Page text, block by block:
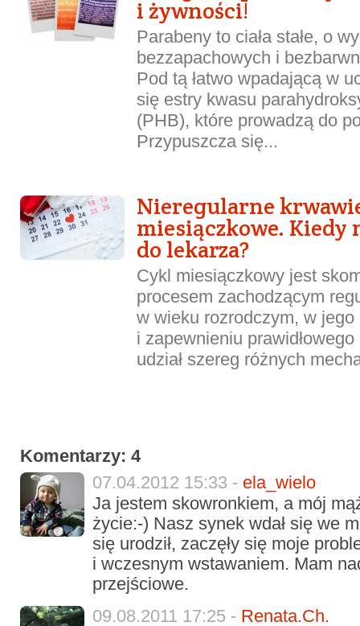
i żywności!
Parabeny to ciała stałe, o
bezzapachowych i
Pod tą łatwo wpadającą w
się estry kwasu
(PHB), które prowadzą do
Przypuszcza się...
Nieregularne
miesiączkowe. Kiedy
do lekarza?
Cykl miesiączkowy jest
procesem zachodzącym
w wieku rozrodczym, w jego
i zapewnieniu
udział szereg różnych
Komentarzy: 4
07.04.2012 15:33 - ela_wielo
Ja jestem skowronkiem, a mój
życie:-) Nasz synek wdał się we
się urodził, zaczęły się moje
i wczesnym wstawaniem. Mam
przejściowe.
09.08.2011 17:25 - Renata.Ch.